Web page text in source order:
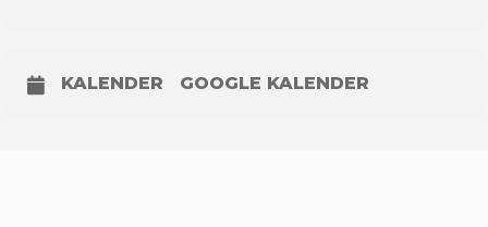
KALENDER GOOGLE KALENDER